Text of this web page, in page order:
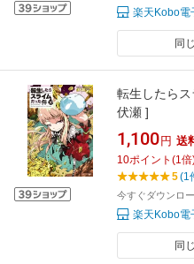
楽天Kobo電
同
転生したら
伏瀬 ]
1,100 円 送
10ポイント (1倍
5(1
今すぐダウンロ
楽天Kobo電
同